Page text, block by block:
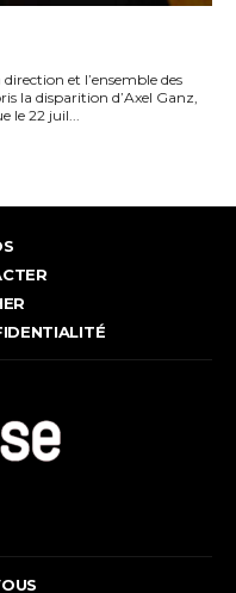
et l’ensemble des
la disparition d’Axel Ganz,
le 22 juil...